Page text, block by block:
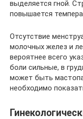
выделяется гной.
повышается
Отсутствие
молочных желез и
вероятнее всего
боли сильные, в
может быть
необходимо